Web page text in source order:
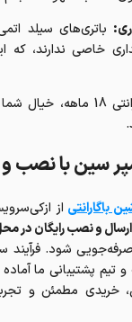
باتری‌های سیلد
خاصی ندارند، که
گارانتی 18 ماهه،
باگارانتی از
ارسال و نصب رایگان در
شود.
تیم پشتیبانی ما
خریدی مطمئن و